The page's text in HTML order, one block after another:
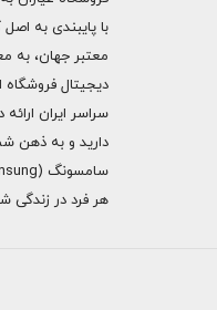
با پایبندی به
معتبر جهان، به
دارید و به ذهن
هر فرد در زندگی